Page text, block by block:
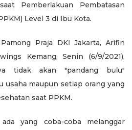
Pemberlakuan Pembatasan
Level 3 di Ibu Kota.
Praja DKI Jakarta, Arifin
Kemang, Senin (6/9/2021),
tidak akan "pandang bulu"
usaha maupun setiap orang yang
saat PPKM.
yang coba-coba melanggar